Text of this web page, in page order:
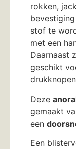
rokken,
stof te
met een
Daarnaast
geschikt
Deze
gemaakt
een
Een